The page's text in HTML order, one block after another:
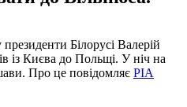
Білорусі Валерій
із Києва до Польщі. У ніч на
Про це повідомляє РІА